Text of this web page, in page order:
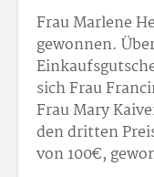
Frau Marlene
gewonnen.
sich Frau
Frau Mary
den dritten
von 100€,